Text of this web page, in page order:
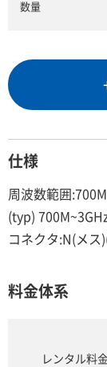
数量
仕様
周波数範囲
(typ)
コネクタ:N(メ
料金体系
レンタル